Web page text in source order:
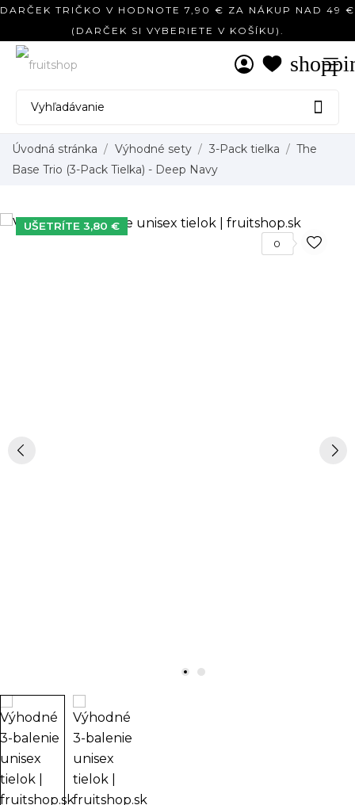
DARČEK TRIČKO V HODNOTE 7,90 € ZA NÁKUP NAD 49 €
(DARČEK SI VYBERIETE V KOŠÍKU).

Úvodná stránka Výhodné sety 3-Pack tielka
The
Base Trio (3-Pack Tielka) - Deep Navy
UŠETRÍTE 3,80 €
0